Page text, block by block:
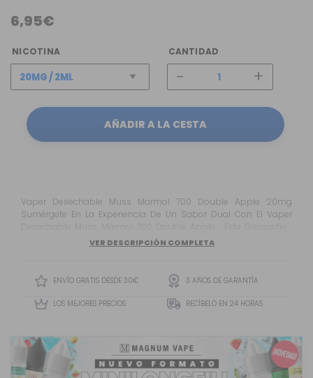
6,95€
NICOTINA CANTIDAD
- +
AÑADIR A LA CESTA
Vaper Desechable Muss Marmol 700 Double Apple 20mg
Sumérgete En La Experiencia De Un Sabor Dual Con El Vaper
Desechable Muss Mármol 700 Double Apple . Este Dispositivo
Desechable De Muss Ofrece Una Combinación Perfecta De Dos
Fabricada En Cobalto Puro, Este <S...
VER DESCRIPCIÓN COMPLETA
ENVÍO GRATIS DESDE 30€ 3 AÑOS DE GARANTÍA
LOS MEJORES PRECIOS RECÍBELO EN 24 HORAS